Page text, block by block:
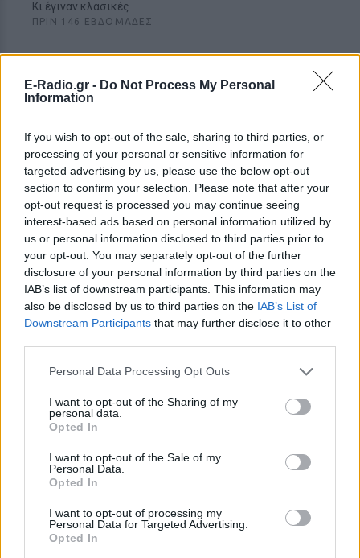
E-Radio.gr - Do Not Process My Personal
Information
If you wish to opt-out of the sale, sharing to third parties, or
processing of your personal or sensitive information for
targeted advertising by us, please use the below opt-out
section to confirm your selection. Please note that after your
opt-out request is processed you may continue seeing
interest-based ads based on personal information utilized by
us or personal information disclosed to third parties prior to
your opt-out. You may separately opt-out of the further
disclosure of your personal information by third parties on the
IAB’s list of downstream participants. This information may
also be disclosed by us to third parties on the IAB’s List of
Downstream Participants that may further disclose it to other
Personal Data Processing Opt Outs
I want to opt-out of the Sharing of my
personal data.
Opted In
I want to opt-out of the Sale of my
Personal Data.
Opted In
I want to opt-out of processing my
Personal Data for Targeted Advertising.
Opted In
Κι έγιναν κλασικές
ΠΡΙΝ 146 ΕΒΔΟΜΆΔΕΣ
TV ΣΕΙΡΈΣ
Η μίνι σειρά που θα θέλεις να τελειώσεις σε
μία μέρα
Αν θέλεις κάτι γρήγορο και συναρπαστικό τότε πρέπει
να δεις αυτή τη σειρά
ΠΡΙΝ 147 ΕΒΔΟΜΆΔΕΣ
Η 80s ταινία που θα σε βάλει σε φθινοπωρινό
κλίμα
Μια all time classic παραγωγή που μας αρέσει να